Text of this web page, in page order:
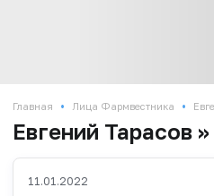
Главная • Лица Фармвестника •
Евгений Тарасов
11.01.2022